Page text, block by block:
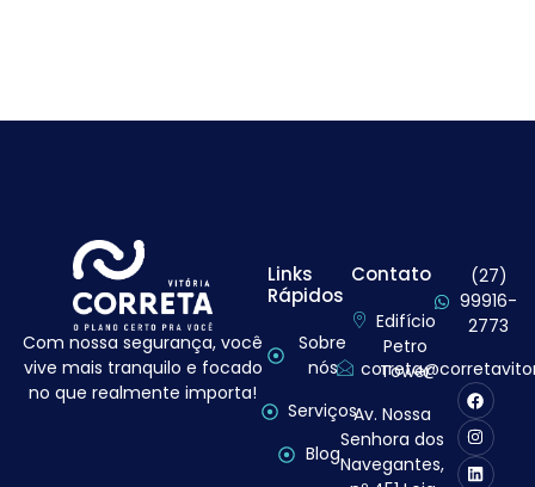
Com nossa segurança, você
vive mais tranquilo e focado
no que realmente importa!
Links
Rápidos
Sobre
nós
Serviços
Blog
Contato
Edifício
Petro
Tower
Av. Nossa
Senhora dos
Navegantes,
(27)
99916-
2773